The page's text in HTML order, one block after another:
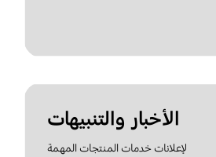
الأخبار والتنبيهات
لإعلانات خدمات المنتجات المهمة